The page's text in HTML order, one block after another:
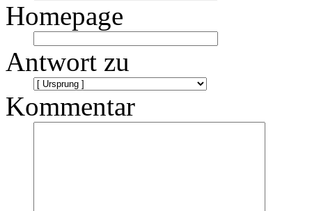
Homepage
Antwort zu
Kommentar